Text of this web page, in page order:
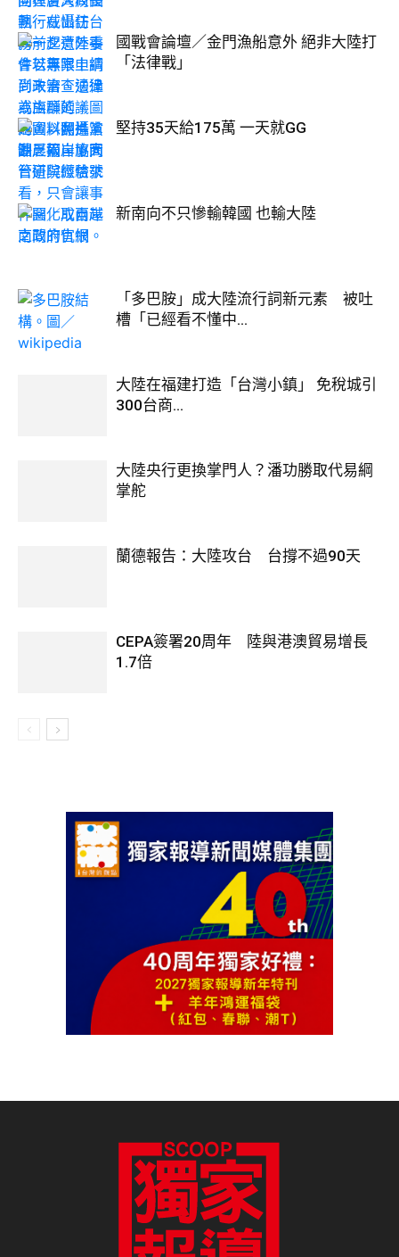
國戰會論壇／金門漁船意外 絕非大陸打
「法律戰」
堅持35天給175萬 一天就GG
新南向不只慘輸韓國 也輸大陸
「多巴胺」成大陸流行詞新元素 被吐
槽「已經看不懂中...
大陸在福建打造「台灣小鎮」 免稅城引
300台商...
大陸央行更換掌門人？潘功勝取代易綱
掌舵
蘭德報告：大陸攻台 台撐不過90天
CEPA簽署20周年 陸與港澳貿易增長
1.7倍